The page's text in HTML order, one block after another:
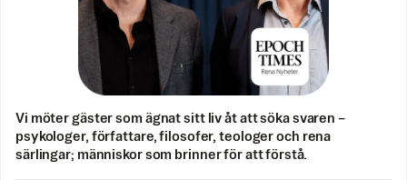
Vi möter gäster som ägnat sitt liv åt att söka svaren –
psykologer, författare, filosofer, teologer och rena
särlingar; människor som brinner för att förstå.